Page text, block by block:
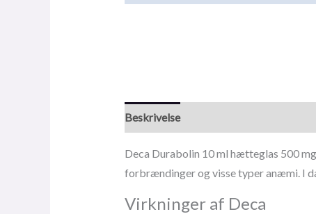
Beskrivelse
Deca Durabolin 10 ml hætteglas 500
forbrændinger og visse typer anæmi. I
Virkninger af Deca